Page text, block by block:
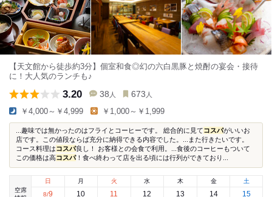
【天文館から徒歩約3分】個室和食◎幻の六白黒豚と焼酎の宴会・接待
に！大人気のランチも♪
3.20 38 人 673 人
￥4,000～￥4,999 ￥1,000～￥1,999
...趣味では無かったのはフライとコーヒーです。 総合的に見てコスパがいいお
店です。この値段ならば充分に納得できる内容でした。...また行きたいです。
コース料理はコスパ良し！ お客様との会食で利用。...食後のコーヒーもついて
この価格は高コスパ！食べ終わって店を出る頃には行列ができており...
空席
日
8/9
月
10
火
11
水
12
木
13
金
14
土
15